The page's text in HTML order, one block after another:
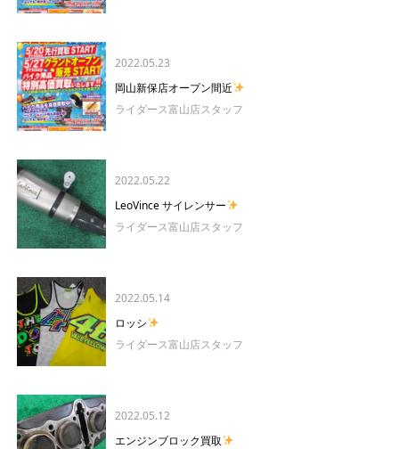
2022.05.23
岡山新保店オープン間近
ライダース富山店スタッフ
2022.05.22
LeoVince サイレンサー
ライダース富山店スタッフ
2022.05.14
ロッシ
ライダース富山店スタッフ
2022.05.12
エンジンブロック買取